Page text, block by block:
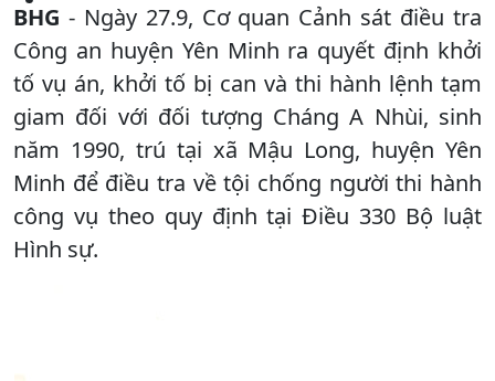
BHG - Ngày 27.9, Cơ quan Cảnh sát điều tra
Công an huyện Yên Minh ra quyết định khởi
tố vụ án, khởi tố bị can và thi hành lệnh tạm
giam đối với đối tượng Cháng A Nhùi, sinh
năm 1990, trú tại xã Mậu Long, huyện Yên
Minh để điều tra về tội chống người thi hành
công vụ theo quy định tại Điều 330 Bộ luật
Hình sự.